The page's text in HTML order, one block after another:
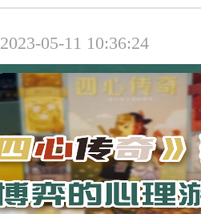
2023-05-11 10:36:24